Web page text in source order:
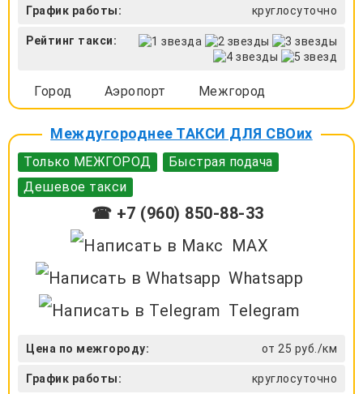
График работы: круглосуточно
Рейтинг такси:
Город Аэропорт Межгород
Междугороднее ТАКСИ ДЛЯ СВОих
Только МЕЖГОРОД
Быстрая подача
Дешевое такси
☎ +7 (960) 850-88-33
MAX
Whatsapp
Telegram
Цена по межгороду: от 25 руб./км
График работы: круглосуточно